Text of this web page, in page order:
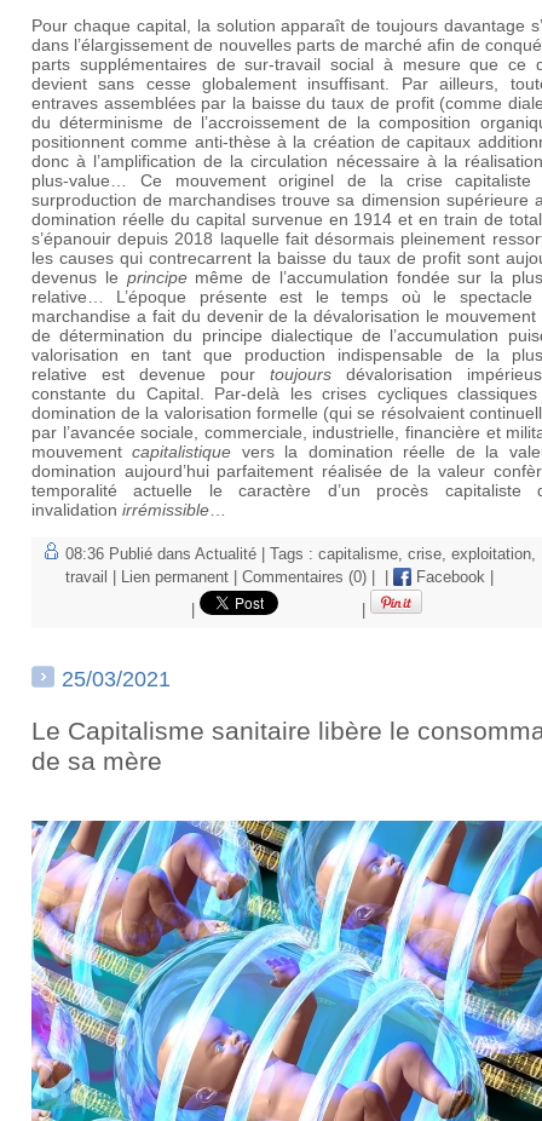
Pour chaque capital, la solution apparaît de toujours davantage
dans l’élargissement de nouvelles parts de marché afin de
parts supplémentaires de sur-travail social à mesure que ce
devient sans cesse globalement insuffisant. Par ailleurs,
entraves assemblées par la baisse du taux de profit (comme
du déterminisme de l’accroissement de la composition
positionnent comme anti-thèse à la création de capitaux
donc à l’amplification de la circulation nécessaire à la
plus-value… Ce mouvement originel de la crise
surproduction de marchandises trouve sa dimension supérieure
domination réelle du capital survenue en 1914 et en train de
s’épanouir depuis 2018 laquelle fait désormais pleinement
les causes qui contrecarrent la baisse du taux de profit sont
devenus le principemême de l’accumulation fondée sur la
relative… L’époque présente est le temps où le
marchandise a fait du devenir de la dévalorisation le mouvement
de détermination du principe dialectique de l’accumulation
valorisation en tant que production indispensable de la
relative est devenue pour toujours dévalorisation
constante du Capital. Par-delà les crises cycliques
domination de la valorisation formelle (qui se résolvaient
par l’avancée sociale, commerciale, industrielle, financière et
mouvementcapitalistique vers la domination réelle de la
domination aujourd’hui parfaitement réalisée de la valeur
temporalité actuelle le caractère d’un procès capitaliste
invalidation irrémissible
08:36 Publié dans Actualité | Tags : capitalisme crise exploitation
travail
Lien permanent Commentaires (0) Facebook
25/03/2021
Le Capitalisme sanitaire libère le
de sa mère